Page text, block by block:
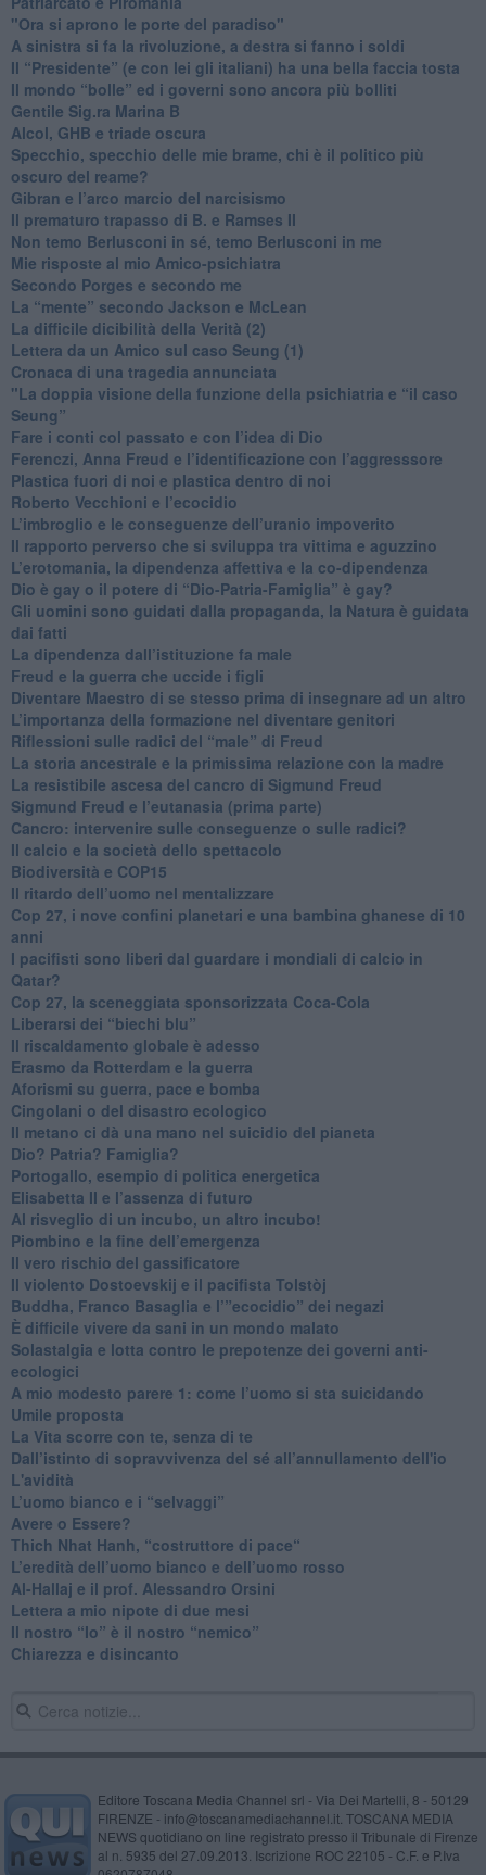
"Ora si aprono le porte del paradiso"
​A sinistra si fa la rivoluzione, a destra si fanno i soldi
​Il “Presidente” (e con lei gli italiani) ha una bella faccia tosta
​Il mondo “bolle” ed i governi sono ancora più bolliti
​Gentile Sig.ra Marina B
​Alcol, GHB e triade oscura
​Specchio, specchio delle mie brame, chi è il politico più
oscuro del reame?
​Gibran e l’arco marcio del narcisismo
​Il prematuro trapasso di B. e Ramses II
​Non temo Berlusconi in sé, temo Berlusconi in me
​Mie risposte al mio Amico-psichiatra
​Secondo Porges e secondo me
​La “mente” secondo Jackson e McLean
La difficile dicibilità della Verità (2)
​Lettera da un Amico sul caso Seung (1)
​Cronaca di una tragedia annunciata
"​La doppia visione della funzione della psichiatria e “il caso
Seung”
​Fare i conti col passato e con l’idea di Dio
​Ferenczi, Anna Freud e l’identificazione con l’aggresssore
Plastica fuori di noi e plastica dentro di noi
​Roberto Vecchioni e l’ecocidio
​L’imbroglio e le conseguenze dell’uranio impoverito
​Il rapporto perverso che si sviluppa tra vittima e aguzzino
L’erotomania, la dipendenza affettiva e la co-dipendenza
​Dio è gay o il potere di “Dio-Patria-Famiglia” è gay?
​Gli uomini sono guidati dalla propaganda, la Natura è guidata
dai fatti
La dipendenza dall’istituzione fa male
​Freud e la guerra che uccide i figli
​Diventare Maestro di se stesso prima di insegnare ad un altro
L’importanza della formazione nel diventare genitori
Riflessioni sulle radici del “male” di Freud
​La storia ancestrale e la primissima relazione con la madre
​La resistibile ascesa del cancro di Sigmund Freud
Sigmund Freud e l’eutanasia (prima parte)
Cancro: intervenire sulle conseguenze o sulle radici?
​Il calcio e la società dello spettacolo
Biodiversità e COP15
​Il ritardo dell’uomo nel mentalizzare
​Cop 27, i nove confini planetari e una bambina ghanese di 10
anni
​I pacifisti sono liberi dal guardare i mondiali di calcio in
Qatar?
​Cop 27, la sceneggiata sponsorizzata Coca-Cola
​Liberarsi dei “biechi blu”
Il riscaldamento globale è adesso
​Erasmo da Rotterdam e la guerra
​Aforismi su guerra, pace e bomba
Cingolani o del disastro ecologico
​Il metano ci dà una mano nel suicidio del pianeta
​Dio? Patria? Famiglia?
Portogallo, esempio di politica energetica
​Elisabetta II e l’assenza di futuro
Al risveglio di un incubo, un altro incubo!
​Piombino e la fine dell’emergenza
​Il vero rischio del gassificatore
​Il violento Dostoevskij e il pacifista Tolstòj
​Buddha, Franco Basaglia e l’”ecocidio” dei negazi
​È difficile vivere da sani in un mondo malato
Solastalgia e lotta contro le prepotenze dei governi anti-
ecologici
​A mio modesto parere 1: come l’uomo si sta suicidando
​Umile proposta
​La Vita scorre con te, senza di te
​Dall’istinto di sopravvivenza del sé all’annullamento dell'io
L'avidità
​L’uomo bianco e i “selvaggi”
​Avere o Essere?
​Thich Nhat Hanh, “costruttore di pace“
​L’eredità dell’uomo bianco e dell’uomo rosso
Al-Hallaj e il prof. Alessandro Orsini
​Lettera a mio nipote di due mesi
​Il nostro “Io” è il nostro “nemico”
​Chiarezza e disincanto
Editore Toscana Media Channel srl - Via Dei Martelli, 8 - 50129
FIRENZE - info@toscanamediachannel.it. TOSCANA MEDIA
NEWS quotidiano on line registrato presso il Tribunale di Firenze
al n. 5935 del 27.09.2013. Iscrizione ROC 22105 - C.F. e P.Iva